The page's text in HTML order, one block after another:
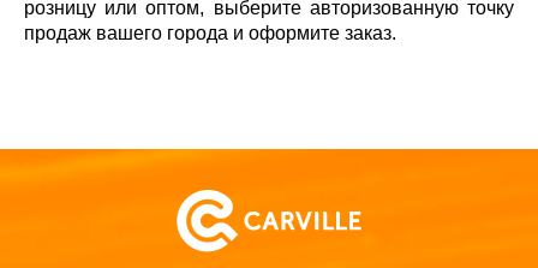
розницу или оптом, выберите авторизованную точку
продаж вашего города и оформите заказ.